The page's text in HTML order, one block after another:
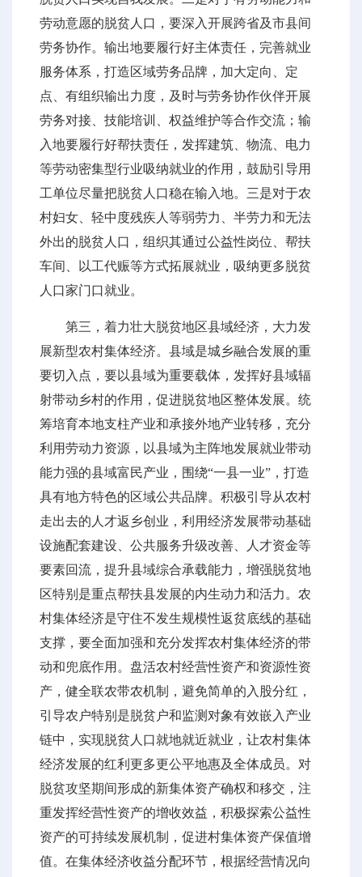
劳动意愿的脱贫人口，要深入开展跨省及市县间
劳务协作。输出地要履行好主体责任，完善就业
服务体系，打造区域劳务品牌，加大定向、定
点、有组织输出力度，及时与劳务协作伙伴开展
劳务对接、技能培训、权益维护等合作交流；输
入地要履行好帮扶责任，发挥建筑、物流、电力
等劳动密集型行业吸纳就业的作用，鼓励引导用
工单位尽量把脱贫人口稳在输入地。三是对于农
村妇女、轻中度残疾人等弱劳力、半劳力和无法
外出的脱贫人口，组织其通过公益性岗位、帮扶
车间、以工代赈等方式拓展就业，吸纳更多脱贫
人口家门口就业。
第三，着力壮大脱贫地区县域经济，大力发
展新型农村集体经济。县域是城乡融合发展的重
要切入点，要以县域为重要载体，发挥好县域辐
射带动乡村的作用，促进脱贫地区整体发展。统
筹培育本地支柱产业和承接外地产业转移，充分
利用劳动力资源，以县域为主阵地发展就业带动
能力强的县域富民产业，围绕“一县一业”，打造
具有地方特色的区域公共品牌。积极引导从农村
走出去的人才返乡创业，利用经济发展带动基础
设施配套建设、公共服务升级改善、人才资金等
要素回流，提升县域综合承载能力，增强脱贫地
区特别是重点帮扶县发展的内生动力和活力。农
村集体经济是守住不发生规模性返贫底线的基础
支撑，要全面加强和充分发挥农村集体经济的带
动和兜底作用。盘活农村经营性资产和资源性资
产，健全联农带农机制，避免简单的入股分红，
引导农户特别是脱贫户和监测对象有效嵌入产业
链中，实现脱贫人口就地就近就业，让农村集体
经济发展的红利更多更公平地惠及全体成员。对
脱贫攻坚期间形成的新集体资产确权和移交，注
重发挥经营性资产的增收效益，积极探索公益性
资产的可持续发展机制，促进村集体资产保值增
值。在集体经济收益分配环节，根据经营情况向